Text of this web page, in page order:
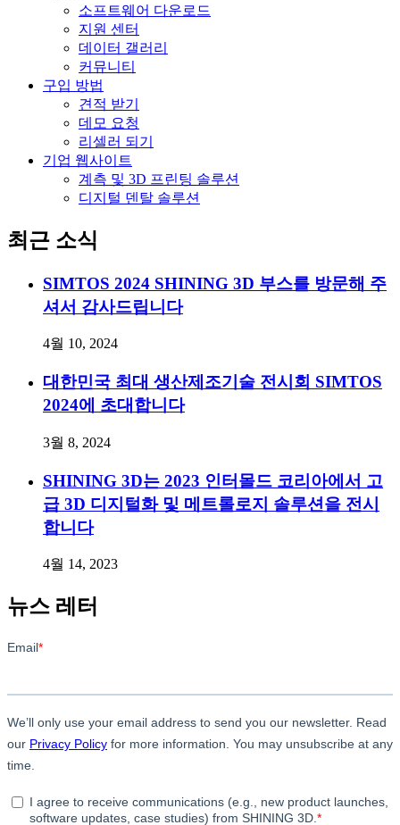
소프트웨어 다운로드
지원 센터
데이터 갤러리
커뮤니티
구입 방법
견적 받기
데모 요청
리셀러 되기
기업 웹사이트
계측 및 3D 프린팅 솔루션
디지털 덴탈 솔루션
최근 소식
SIMTOS 2024 SHINING 3D 부스를 방문해 주
셔서 감사드립니다
4월 10, 2024
대한민국 최대 생산제조기술 전시회 SIMTOS
2024에 초대합니다
3월 8, 2024
SHINING 3D는 2023 인터몰드 코리아에서 고
급 3D 디지털화 및 메트롤로지 솔루션을 전시
합니다
4월 14, 2023
뉴스 레터